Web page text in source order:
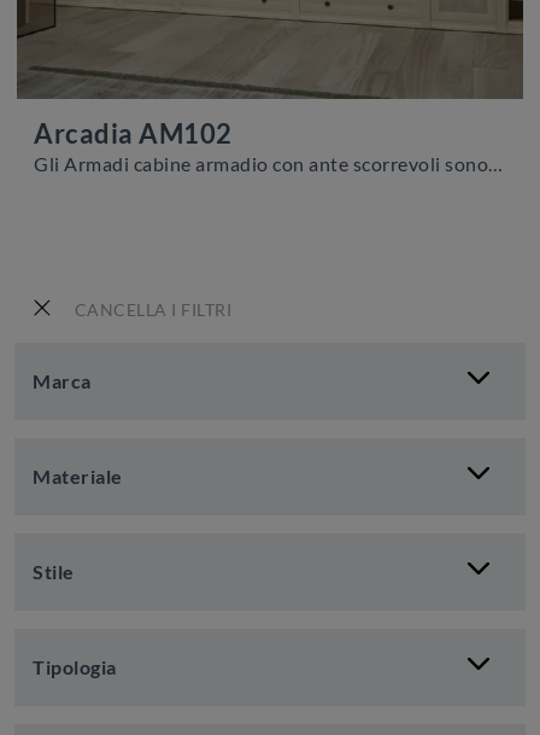
CANCELLA I FILTRI
Marca
Materiale
Stile
Tipologia
Arcadia AM102
Gli Armadi cabine armadio con ante scorrevoli sono elementi immancabili nella camera da letto, per renderla arredata con gusto, pratica e completa di ...